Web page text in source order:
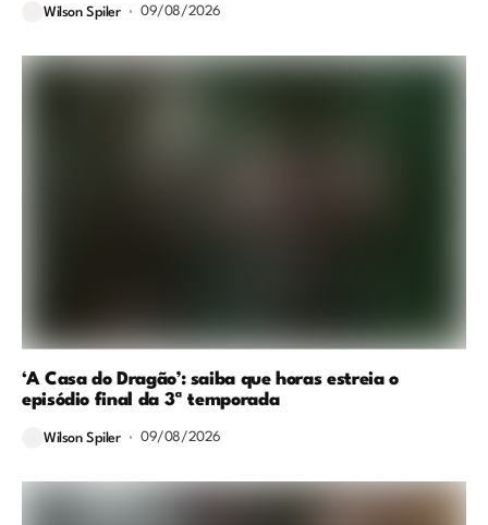
Wilson Spiler 09/08/2026
‘A Casa do Dragão’: saiba que horas estreia o
episódio final da 3ª temporada
Wilson Spiler 09/08/2026